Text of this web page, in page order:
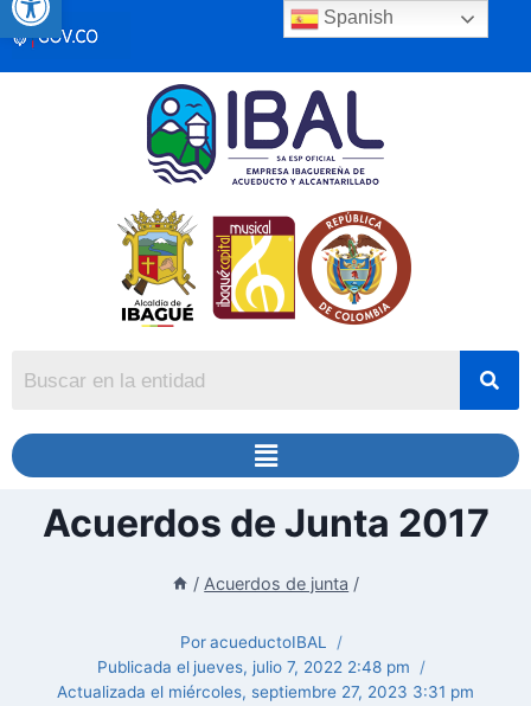
Acuerdos de Junta 2017
/ Acuerdos de junta /
PoracueductoIBAL
Publicada el jueves, julio 7, 2022 2:48 pm
Actualizada el miércoles, septiembre 27, 2023 3:31 pm
Spanish